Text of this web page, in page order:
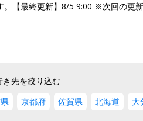
。【最終更新】8/5 9:00 ※次回の更
き先を絞り込む
京都府 佐賀県 北海道 大